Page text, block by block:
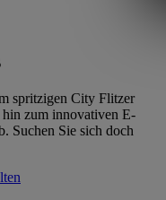
spritzigen City Flitzer
hin zum innovativen E-
Suchen Sie sich doch